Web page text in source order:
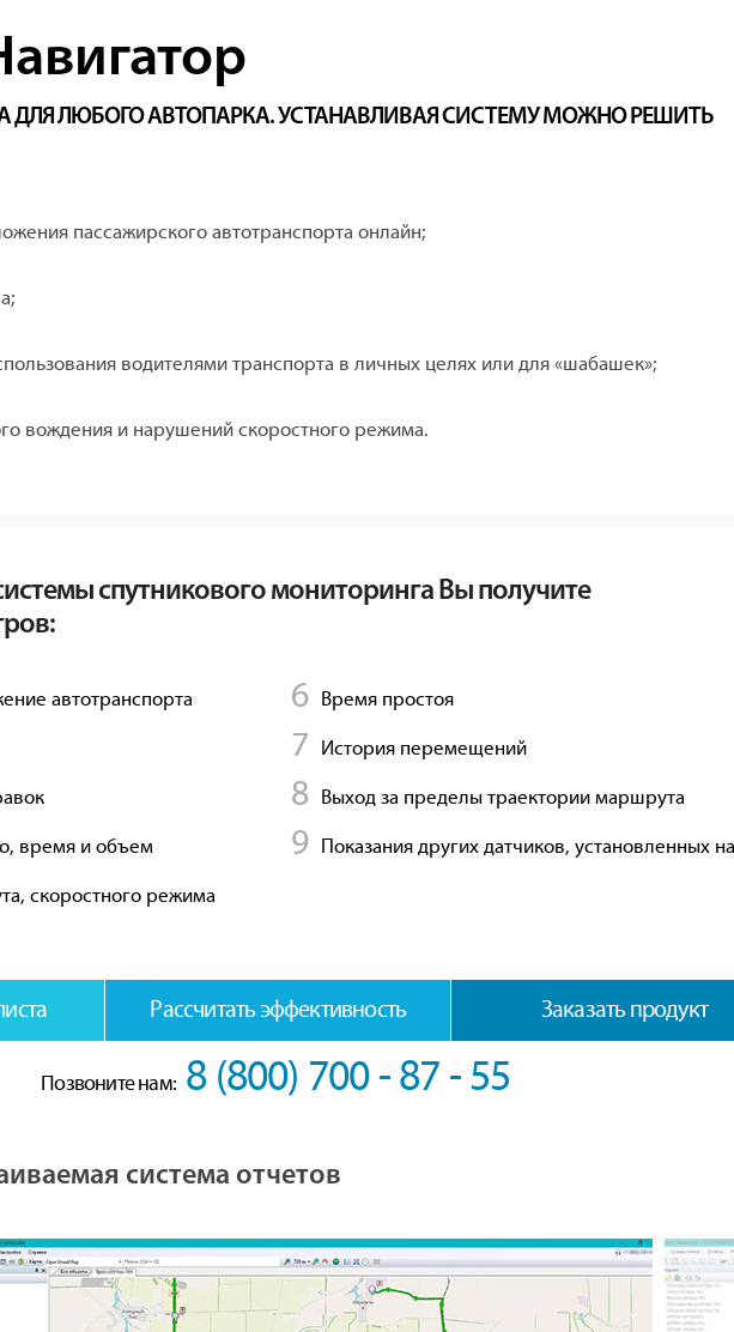
ДЛЯ ЛЮБОГО АВТОПАРКА. УСТАНАВЛИВАЯ СИСТЕМУ МОЖНО РЕШИТЬ
пассажирского автотранспорта онлайн;
водителями транспорта в личных целях или для «шабашек»;
вождения и нарушений скоростного режима.
спутникового мониторинга Вы получите
автотранспорта
время и объем
скоростного режима
Время простоя
История перемещений
Выход за пределы траектории маршрута
Показания других датчиков, установленных
Рассчитать эффективность Заказать продукт
Позвоните нам: 8 (800) 700 - 87 - 55
система отчетов